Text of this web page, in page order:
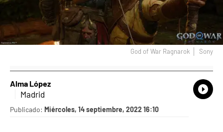
God of War Ragnarok Sony
Alma López
Madrid
Publicado: Miércoles, 14 septiembre, 2022 16:10